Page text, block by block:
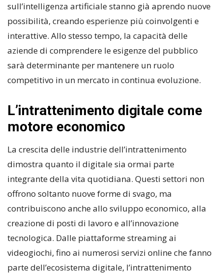
sull’intelligenza artificiale stanno già aprendo nuove
possibilità, creando esperienze più coinvolgenti e
interattive. Allo stesso tempo, la capacità delle
aziende di comprendere le esigenze del pubblico
sarà determinante per mantenere un ruolo
competitivo in un mercato in continua evoluzione.
L’intrattenimento digitale come
motore economico
La crescita delle industrie dell’intrattenimento
dimostra quanto il digitale sia ormai parte
integrante della vita quotidiana. Questi settori non
offrono soltanto nuove forme di svago, ma
contribuiscono anche allo sviluppo economico, alla
creazione di posti di lavoro e all’innovazione
tecnologica. Dalle piattaforme streaming ai
videogiochi, fino ai numerosi servizi online che fanno
parte dell’ecosistema digitale, l’intrattenimento